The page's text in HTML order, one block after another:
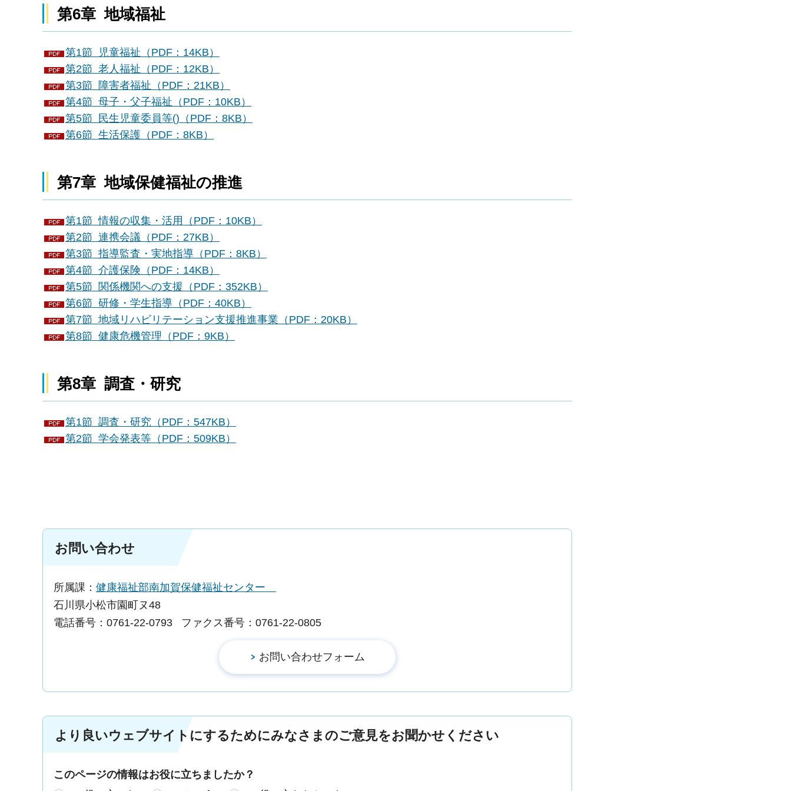
第6章 地域福祉
第1節 児童福祉（PDF：14KB）
第2節 老人福祉（PDF：12KB）
第3節 障害者福祉（PDF：21KB）
第4節 母子・父子福祉（PDF：10KB）
第5節 民生児童委員等()（PDF：8KB）
第6節 生活保護（PDF：8KB）
第7章 地域保健福祉の推進
第1節 情報の収集・活用（PDF：10KB）
第2節 連携会議（PDF：27KB）
第3節 指導監査・実地指導（PDF：8KB）
第4節 介護保険（PDF：14KB）
第5節 関係機関への支援（PDF：352KB）
第6節 研修・学生指導（PDF：40KB）
第7節 地域リハビリテーション支援推進事業（PDF：20KB）
第8節 健康危機管理（PDF：9KB）
第8章 調査・研究
第1節 調査・研究（PDF：547KB）
第2節 学会発表等（PDF：509KB）
お問い合わせ
所属課： 健康福祉部南加賀保健福祉センター
石川県小松市園町ヌ48
電話番号：0761-22-0793
ファクス番号：0761-22-0805
より良いウェブサイトにするためにみなさまのご意見をお聞かせください
このページの情報はお役に立ちましたか？